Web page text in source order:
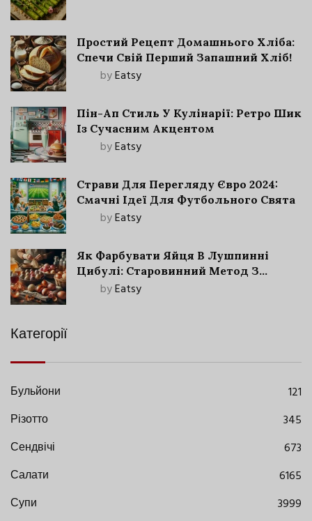
Простий Рецепт Домашнього Хліба:
Спечи Свій Перший Запашний Хліб!
byEatsy
Пін-Ап Стиль У Кулінарії: Ретро Шик
Із Сучасним Акцентом
byEatsy
Страви Для Перегляду Євро 2024:
Смачні Ідеї Для Футбольного Свята
byEatsy
Як Фарбувати Яйця В Лушпинні
Цибулі: Старовинний Метод З
Сучасними Нюансами
byEatsy
Категорії
Бульйони
121
Різотто
345
Сендвічі
673
Салати
6165
Супи
3999